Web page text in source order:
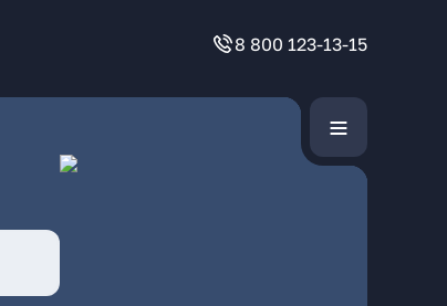
8 800 123-13-15